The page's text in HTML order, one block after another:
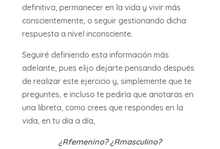
definitiva, permanecer en la vida y vivir más
conscientemente, o seguir gestionando dicha
respuesta a nivel inconsciente.
Seguiré definiendo esta información más
adelante, pues elijo dejarte pensando después
de realizar este ejercicio y, simplemente que te
preguntes, e incluso te pediría que anotaras en
una libreta, como crees que respondes en la
vida, en tu día a día,
¿Rfemenino? ¿Rmasculino?